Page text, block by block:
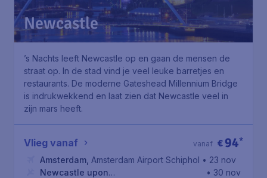
Newcastle
’s Nachts leeft Newcastle op en gaan de mensen de
straat op. In de stad vind je veel leuke barretjes en
restaurants. De moderne Gateshead Millennium Bridge
is indrukwekkend en laat zien dat Newcastle veel in
zijn mars heeft.
Vlieg vanaf € 94*
vanaf
Amsterdam Amsterdam Airport Schiphol • 23 nov
Newcastle upon
• 30 nov